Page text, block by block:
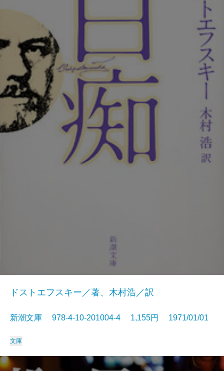
ドストエフスキー／著、木村浩／訳
新潮文庫 978-4-10-201004-4 1,155円 1971/01/01
文庫